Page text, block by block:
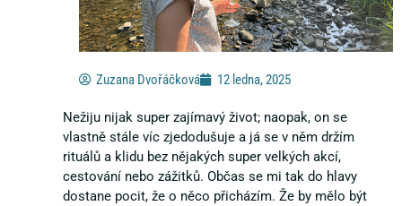
Zuzana Dvořáčková 12 ledna, 2025
Nežiju nijak super zajímavý život; naopak, on se
vlastně stále víc zjedodušuje a já se v něm držím
rituálů a klidu bez nějakých super velkých akcí,
cestování nebo zážitků. Občas se mi tak do hlavy
dostane pocit, že o něco přicházím. Že by mělo být